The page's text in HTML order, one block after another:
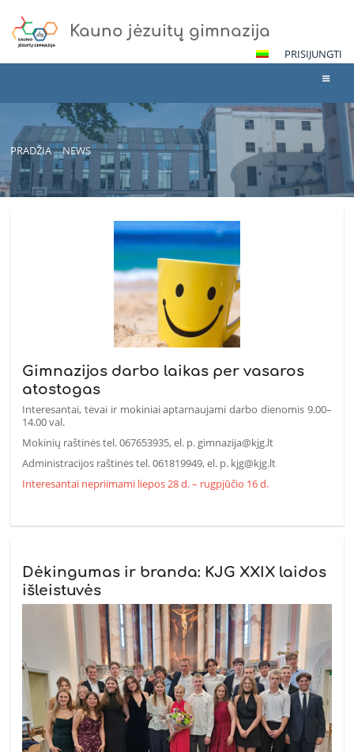
Kauno jėzuitų gimnazija
PRISIJUNGTI
PRADŽIA NEWS
Gimnazijos darbo laikas per vasaros
atostogas
Interesantai, tėvai ir mokiniai aptarnaujami darbo dienomis 9.00–
14.00 val.
Mokinių raštinės tel. 067653935, el. p. gimnazija@kjg.lt
Administracijos raštinės tel. 061819949, el. p. kjg@kjg.lt
Interesantai nepriimami liepos 28 d. – rugpjūčio 16 d.
Dėkingumas ir branda: KJG XXIX laidos
išleistuvės